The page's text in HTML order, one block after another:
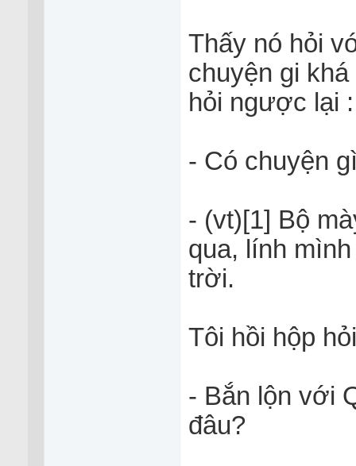
Thấy nó hỏi
chuyện gi
hỏi ngược lại :
- Có chuyện
- (vt)[1] Bộ
qua, lính
trời.
Tôi hồi hộp
- Bắn lộn với
đâu?